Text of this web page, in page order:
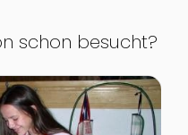
schon besucht?
Papiermühle